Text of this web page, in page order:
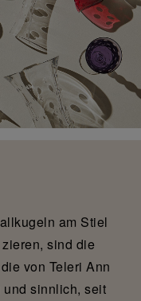
am Stiel
sind die
von Teleri Ann
sinnlich, seit